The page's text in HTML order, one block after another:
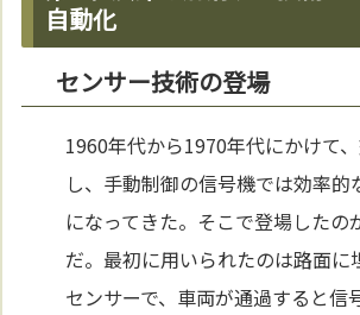
自動化
センサー技術の登場
1960年代から1970年代にかけて
し、手動制御の信号機では効率
になってきた。そこで登場したの
だ。最初に用いられたのは路面に
センサーで、車両が通過すると信